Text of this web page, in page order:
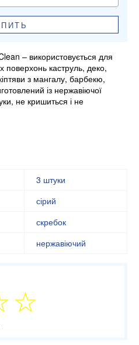
– використовується для
каструль, деко,
з мангалу, барбекю,
із нержавіючої
не кришиться і не
3 штуки
сірий
скребок
нержавіючий